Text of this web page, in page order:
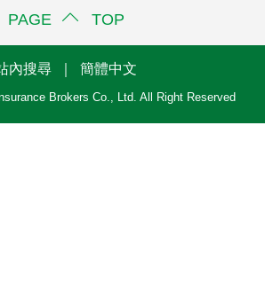
PAGE TOP
內搜尋 簡體中文
Brokers Co., Ltd. All Right Reserved